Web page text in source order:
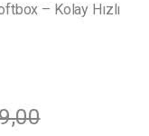
– Kolay Hızlı